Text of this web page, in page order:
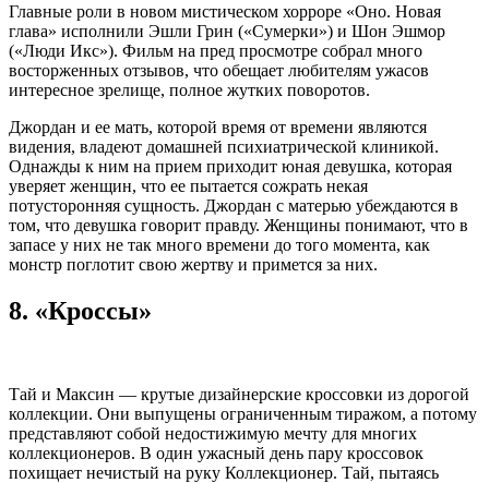
Главные роли в новом мистическом хорроре «Оно. Новая
глава» исполнили Эшли Грин («Сумерки») и Шон Эшмор
(«Люди Икс»). Фильм на пред просмотре собрал много
восторженных отзывов, что обещает любителям ужасов
интересное зрелище, полное жутких поворотов.
Джордан и ее мать, которой время от времени являются
видения, владеют домашней психиатрической клиникой.
Однажды к ним на прием приходит юная девушка, которая
уверяет женщин, что ее пытается сожрать некая
потусторонняя сущность. Джордан с матерью убеждаются в
том, что девушка говорит правду. Женщины понимают, что в
запасе у них не так много времени до того момента, как
монстр поглотит свою жертву и примется за них.
8. «Кроссы»
Тай и Максин — крутые дизайнерские кроссовки из дорогой
коллекции. Они выпущены ограниченным тиражом, а потому
представляют собой недостижимую мечту для многих
коллекционеров. В один ужасный день пару кроссовок
похищает нечистый на руку Коллекционер. Тай, пытаясь